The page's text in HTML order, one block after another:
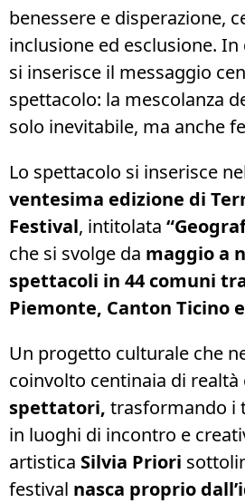
benessere e disperazione,
inclusione ed esclusione.
si inserisce il messaggio
spettacolo: la mescolanza
solo inevitabile, ma anche
Lo spettacolo si inserisce
ventesima edizione di
Festival, intitolata
che si svolge da maggio a
spettacoli in 44 comuni
Piemonte, Canton Ticino
Un progetto culturale che
coinvolto centinaia di realtà
spettatori, trasformando i
in luoghi di incontro e
artistica Silvia Priori
festival nasca proprio